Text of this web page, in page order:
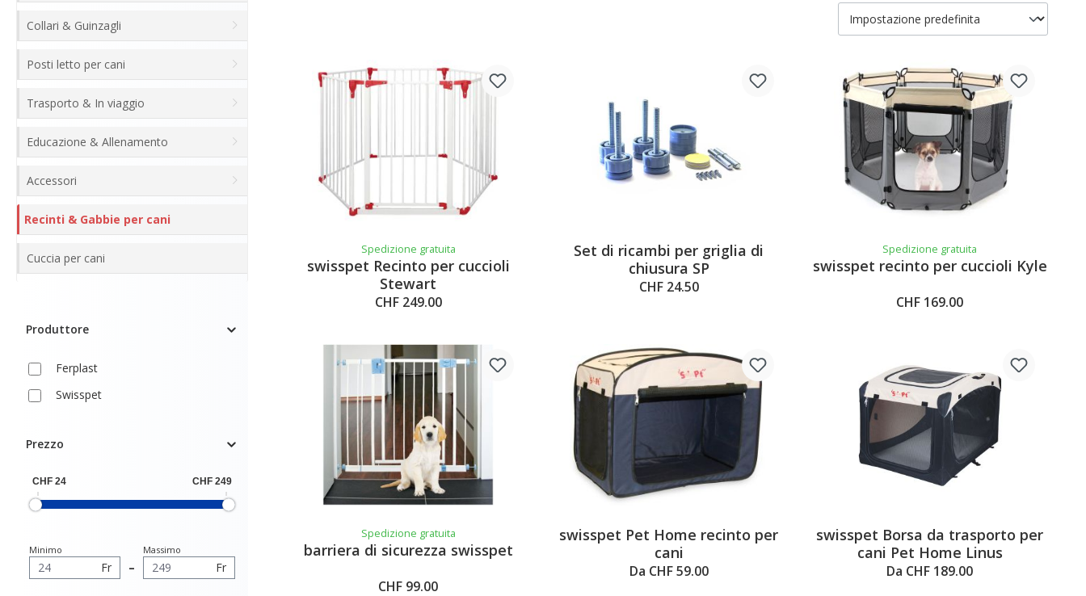
Collari & Guinzagli
Posti letto per cani
Trasporto & In viaggio
Educazione & Allenamento
Accessori
Recinti & Gabbie per cani
Cuccia per cani
Produttore
Ferplast
Swisspet
Prezzo
Minimo
Fr –
Massimo
Fr
Spedizione gratuita
swisspet Recinto per cuccioli
Stewart
CHF 249.00
Set di ricambi per griglia di
chiusura SP
CHF 24.50
Spedizione gratuita
swisspet recinto per cuccioli Kyle
CHF 169.00
Spedizione gratuita
barriera di sicurezza swisspet
CHF 99.00
swisspet Pet Home recinto per
cani
Da CHF 59.00
swisspet Borsa da trasporto per
cani Pet Home Linus
Da CHF 189.00